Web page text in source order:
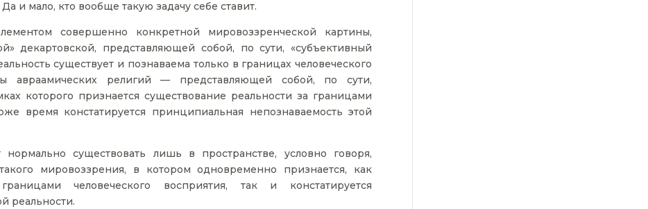
и мало, кто вообще такую задачу себе ставит.
совершенно конкретной мировоззренческой картины,
декартовской, представляющей собой, по сути, «субъективный
существует и познаваема только в границах человеческого
авраамических религий — представляющей собой, по сути,
которого признается существование реальности за границами
время констатируется принципиальная непознаваемость этой
существовать лишь в пространстве, условно говоря,
мировоззрения, в котором одновременно признается, как
человеческого восприятия, так и констатируется
реальности.